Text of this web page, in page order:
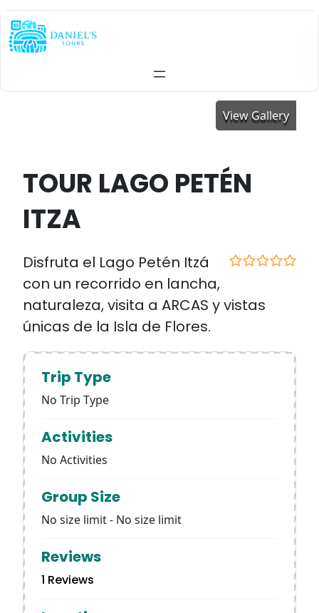
Skip
to
content
View Gallery
TOUR LAGO PETÉN
ITZA
of
Disfruta el Lago Petén Itzá
con un recorrido en lancha,
naturaleza, visita a ARCAS y vistas
únicas de la Isla de Flores.
Trip Type
No Trip Type
Activities
No Activities
Group Size
No size limit- No size limit
Reviews
1 Reviews